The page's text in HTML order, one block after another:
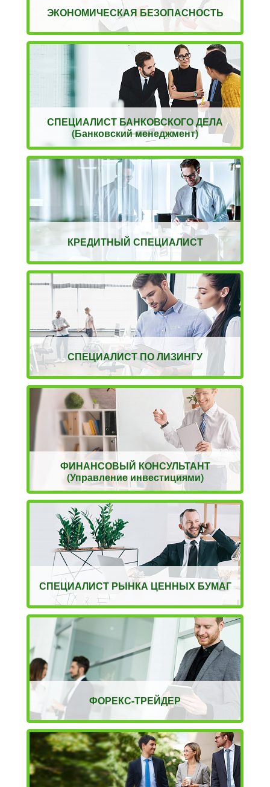
ЭКОНОМИЧЕСКАЯ БЕЗОПАСНОСТЬ
СПЕЦИАЛИСТ БАНКОВСКОГО ДЕЛА
(Банковский менеджмент)
КРЕДИТНЫЙ СПЕЦИАЛИСТ
СПЕЦИАЛИСТ ПО ЛИЗИНГУ
ФИНАНСОВЫЙ КОНСУЛЬТАНТ
(Управление инвестициями)
СПЕЦИАЛИСТ РЫНКА ЦЕННЫХ БУМАГ
ФОРЕКС-ТРЕЙДЕР